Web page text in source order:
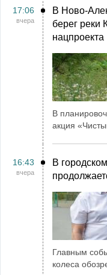
17:06
вчера
В Ново-
берег реки
нацпроекта
В
акция
16:43
вчера
В
Главным
колеса